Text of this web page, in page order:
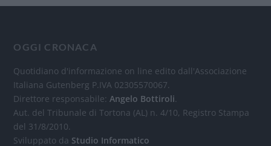
OGGI CRONACA
Quotidiano d'informazione on line edito dall'Associazione
Italiana Gutenberg P.IVA 02305570067.
Direttore responsabile:Angelo Bottiroli
Aut. del Tribunale di Tortona (AL) n. 4/10, Registro Stampa
del 31/8/2010.
Sviluppato da Studio Informatico